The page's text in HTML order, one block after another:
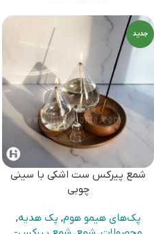
جدید
شمع پیرکس ست اشکی با سینی
چوبی
پک‌های هیمو هوم, پک هدیه,